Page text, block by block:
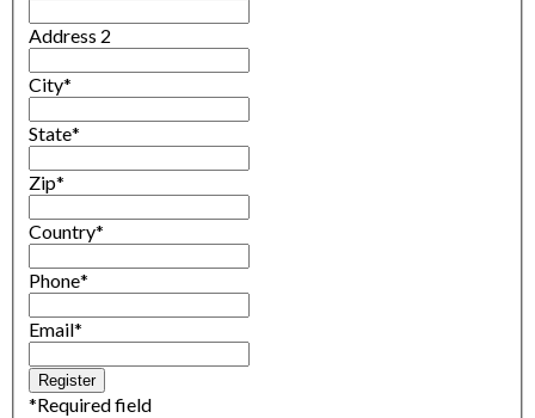
Address 2
City*
State*
Zip*
Country*
Phone*
Email*
*Required field